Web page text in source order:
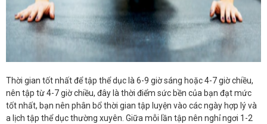
Thời gian tốt nhất để tập thể dục là 6-9 giờ sáng hoặc 4-7 giờ chiều,
nên tập từ 4-7 giờ chiều, đây là thời điểm sức bền của bạn đạt mức
tốt nhất, bạn nên phân bổ thời gian tập luyện vào các ngày hợp lý và
a lịch tập thể dục thường xuyên. Giữa mỗi lần tập nên nghỉ ngơi 1-2